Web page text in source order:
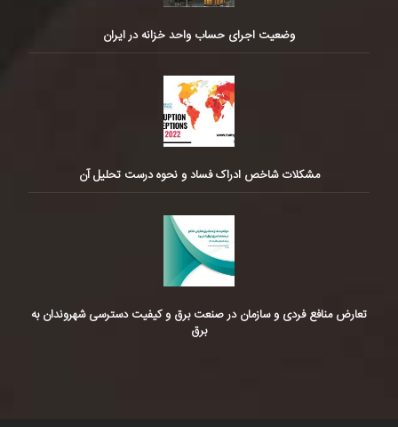
وضعیت اجرای حساب واحد خزانه در ایران
مشکلات شاخص ادراک فساد و نحوه درست تحلیل آن
تعارض منافع فردی و سازمان در صنعت برق و کیفیت دسترسی شهروندان به
برق